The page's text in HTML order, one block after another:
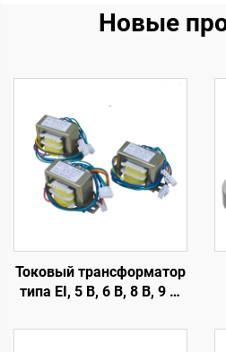
Новые
Токовый трансформатор
типа EI, 5 В, 6 В, 8 В, 9 В,
В, 24 В, трансформатор